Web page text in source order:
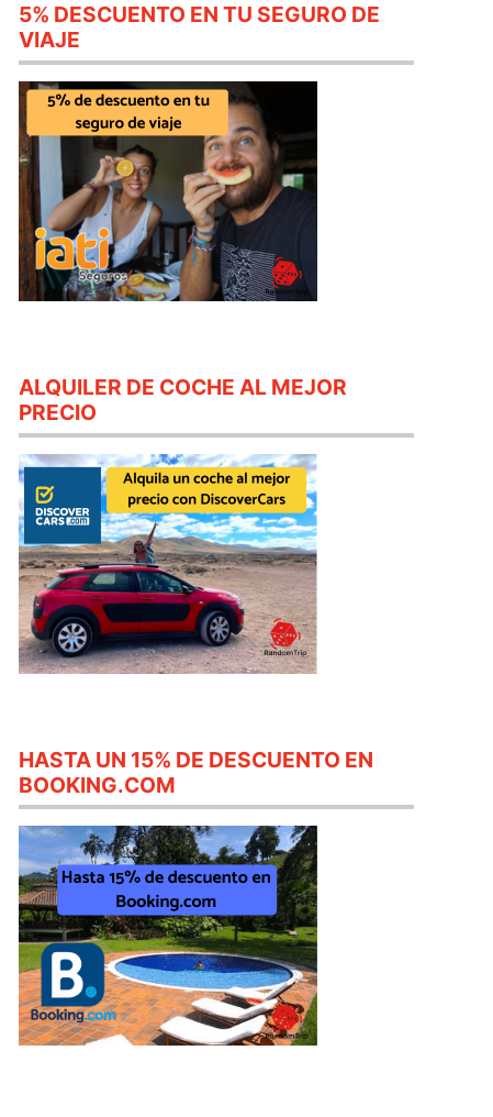
5% DESCUENTO EN TU SEGURO DE
VIAJE
ALQUILER DE COCHE AL MEJOR
PRECIO
HASTA UN 15% DE DESCUENTO EN
BOOKING.COM